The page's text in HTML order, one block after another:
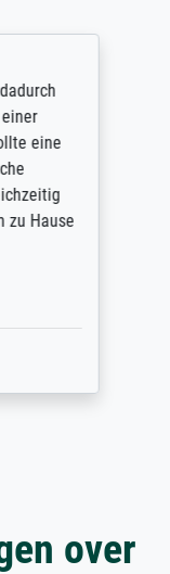
eine
zu Hause
over